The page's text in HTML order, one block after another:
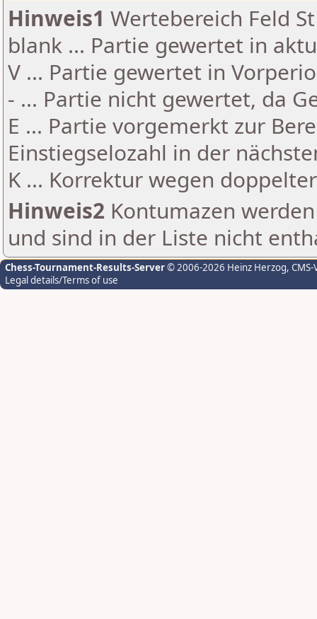
Hinweis1 Wertebereich Feld
blank ... Partie gewertet in
V ... Partie gewertet in
- ... Partie nicht gewertet, da
E ... Partie vorgemerkt zur
Einstiegselozahl in der
K ... Korrektur wegen
Hinweis2 Kontumazen
und sind in der Liste nicht
Chess-Tournament-Results-Server© 2006-2026 Heinz Herzog,
Legal details/Terms of use